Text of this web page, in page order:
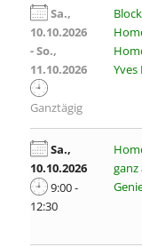
Sa.,
10.10.2026
- So.,
11.10.2026
Ganztägig
Yves
Sa.,
10.10.2026
9:00 -
12:30
ganz